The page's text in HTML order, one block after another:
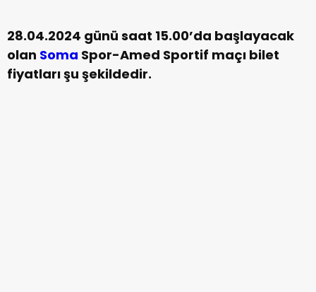
28.04.2024 günü saat 15.00’da başlayacak
olan Soma Spor-Amed Sportif maçı bilet
fiyatları şu şekildedir.